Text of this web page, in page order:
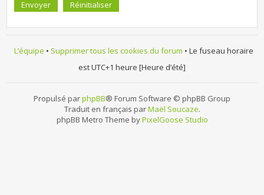
L’équipe • Supprimer tous les cookies du forum • Le fuseau horaire
est UTC+1 heure [Heure d’été]
Propulsé parphpBB® Forum Software © phpBB Group
Traduit en français parMaël Soucaze.
phpBB Metro Theme byPixelGoose Studio